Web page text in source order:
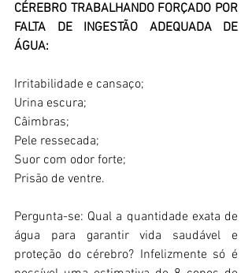
CÉREBRO TRABALHANDO FORÇADO POR
FALTA DE INGESTÃO ADEQUADA DE
ÁGUA:
Irritabilidade e cansaço;
Urina escura;
Câimbras;
Pele ressecada;
Suor com odor forte;
Prisão de ventre.
Pergunta-se: Qual a quantidade exata de
água para garantir vida saudável e
proteção do cérebro? Infelizmente só é